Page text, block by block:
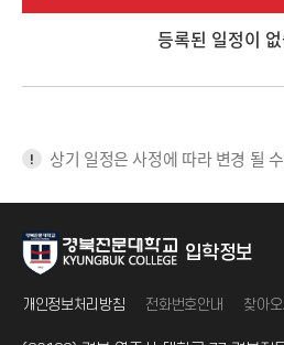
등록된 일정이
상기 일정은 사정에 따라 변경 될
입학정보
개인정보처리방침 전화번호안내 찾아